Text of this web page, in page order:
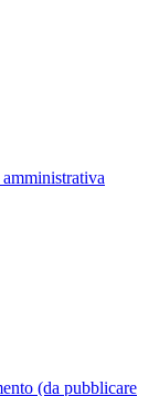
(da pubblicare